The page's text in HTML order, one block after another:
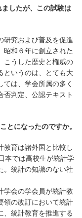
したが、この試験は
究および普及を促進
昭和６年に創立された
こうした歴史と権威の
というのは、とても大
は、学会所属の多く
否判定、公認テキスト
とになったのですか。
育は諸外国と比較し
本では高校生が統計学
。統計の知識のない社
会の学会員が統計教
領の改訂において統計
、統計教育を推進する